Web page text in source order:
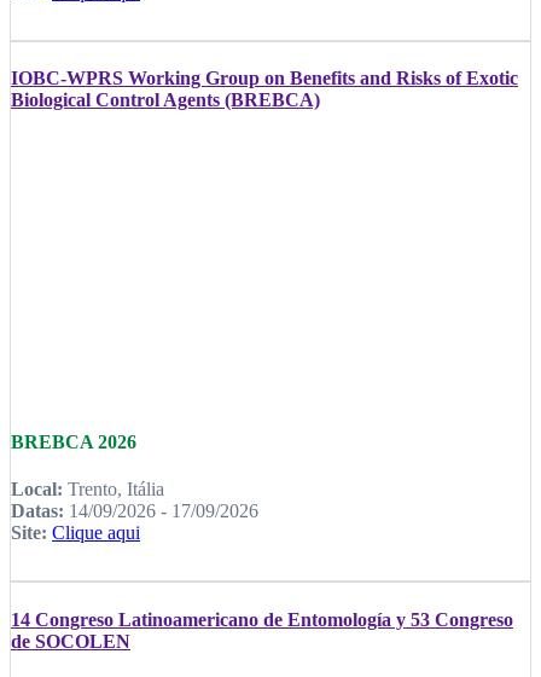
IOBC-WPRS Working Group on Benefits and Risks of Exotic
Biological Control Agents (BREBCA)
BREBCA 2026
Local: Trento, Itália
Datas: 14/09/2026 - 17/09/2026
Site: Clique aqui
14 Congreso Latinoamericano de Entomología y 53 Congreso
de SOCOLEN